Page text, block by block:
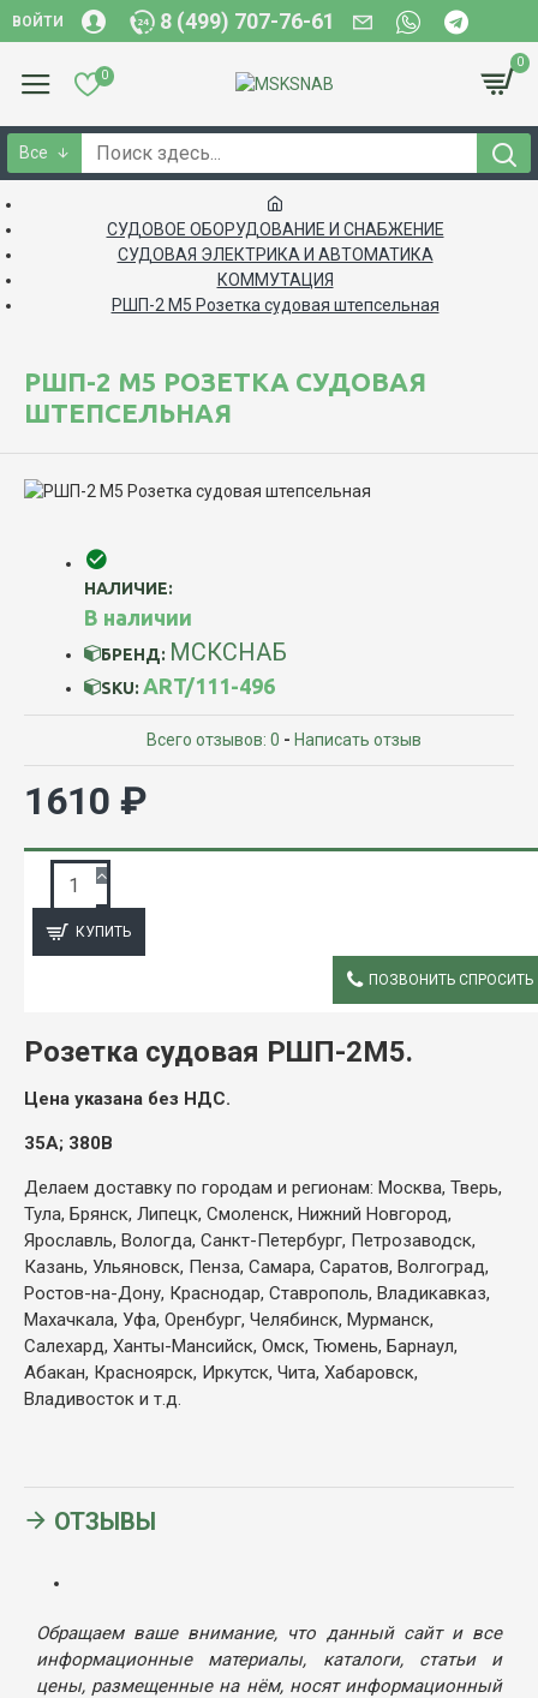
ВОЙТИ 8 (499) 707-76-61
0
0
Все
СУДОВОЕ ОБОРУДОВАНИЕ И СНАБЖЕНИЕ
СУДОВАЯ ЭЛЕКТРИКА И АВТОМАТИКА
КОММУТАЦИЯ
РШП-2 М5 Розетка судовая штепсельная
РШП-2 М5 РОЗЕТКА СУДОВАЯ
ШТЕПСЕЛЬНАЯ
НАЛИЧИЕ:
В наличии
БРЕНД: МСКСНАБ
SKU: ART/111-496
Всего отзывов: 0 - Написать отзыв
1610 ₽
КУПИТЬ
ПОЗВОНИТЬ СПРОСИТЬ
Розетка судовая РШП-2М5.
Цена указана без НДС.
35А; 380В
Делаем доставку по городам и регионам: Москва, Тверь,
Тула, Брянск, Липецк, Смоленск, Нижний Новгород,
Ярославль, Вологда, Санкт-Петербург, Петрозаводск,
Казань, Ульяновск, Пенза, Самара, Саратов, Волгоград,
Ростов-на-Дону, Краснодар, Ставрополь, Владикавказ,
Махачкала, Уфа, Оренбург, Челябинск, Мурманск,
Салехард, Ханты-Мансийск, Омск, Тюмень, Барнаул,
Абакан, Красноярск, Иркутск, Чита, Хабаровск,
Владивосток и т.д.
ОТЗЫВЫ
Обращаем ваше внимание, что данный сайт и все
информационные материалы, каталоги, статьи и
цены, размещенные на нём, носят информационный